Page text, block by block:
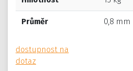
Průměr 0,8 mm
dostupnost na
dotaz